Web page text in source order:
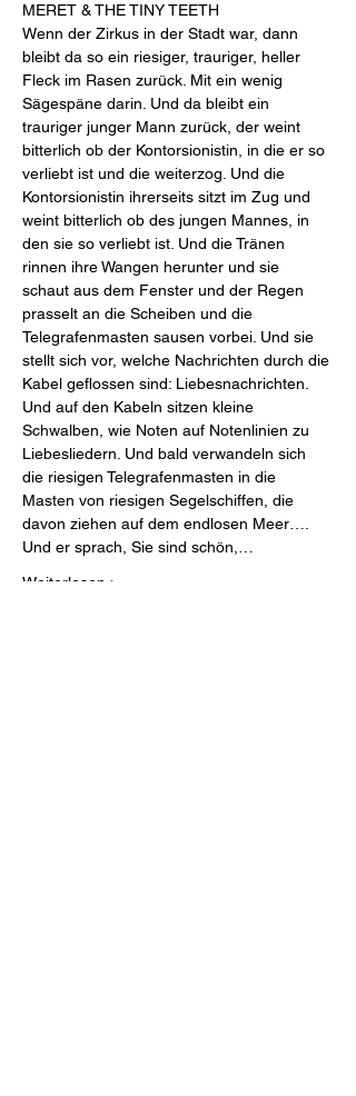
MERET & THE TINY TEETH
Wenn der Zirkus in der Stadt war, dann
bleibt da so ein riesiger, trauriger, heller
Fleck im Rasen zurück. Mit ein wenig
Sägespäne darin. Und da bleibt ein
trauriger junger Mann zurück, der weint
bitterlich ob der Kontorsionistin, in die er so
verliebt ist und die weiterzog. Und die
Kontorsionistin ihrerseits sitzt im Zug und
weint bitterlich ob des jungen Mannes, in
den sie so verliebt ist. Und die Tränen
rinnen ihre Wangen herunter und sie
schaut aus dem Fenster und der Regen
prasselt an die Scheiben und die
Telegrafenmasten sausen vorbei. Und sie
stellt sich vor, welche Nachrichten durch die
Kabel geflossen sind: Liebesnachrichten.
Und auf den Kabeln sitzen kleine
Schwalben, wie Noten auf Notenlinien zu
Liebesliedern. Und bald verwandeln sich
die riesigen Telegrafenmasten in die
Masten von riesigen Segelschiffen, die
davon ziehen auf dem endlosen Meer….
Und er sprach, Sie sind schön,…
Weiterlesen >